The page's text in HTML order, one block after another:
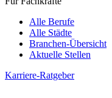
Alle Berufe
Alle Städte
Branchen-Übersicht
Aktuelle Stellen
Karriere-Ratgeber